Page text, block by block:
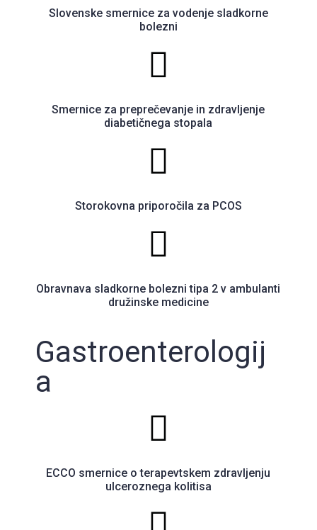
Slovenske smernice za vodenje sladkorne
bolezni
Smernice za preprečevanje in zdravljenje
diabetičnega stopala
Storokovna priporočila za PCOS
Obravnava sladkorne bolezni tipa 2 v ambulanti
družinske medicine
Gastroenterologij
a
ECCO smernice o terapevtskem zdravljenju
ulceroznega kolitisa